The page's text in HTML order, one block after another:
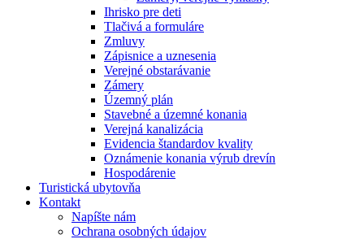
Ihrisko pre deti
Tlačivá a formuláre
Zmluvy
Zápisnice a uznesenia
Verejné obstarávanie
Zámery
Územný plán
Stavebné a územné konania
Verejná kanalizácia
Evidencia štandardov kvality
Oznámenie konania výrub drevín
Hospodárenie
Turistická ubytovňa
Kontakt
Napíšte nám
Ochrana osobných údajov